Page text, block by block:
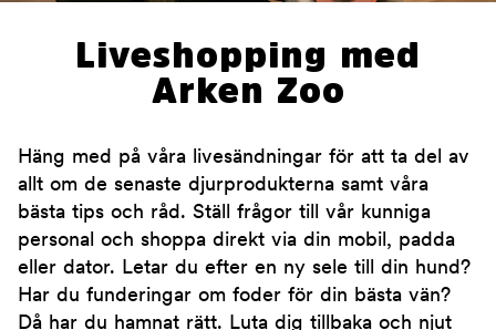
Liveshopping med
Arken Zoo
Häng med på våra livesändningar för att ta del av
allt om de senaste djurprodukterna samt våra
bästa tips och råd. Ställ frågor till vår kunniga
personal och shoppa direkt via din mobil, padda
eller dator. Letar du efter en ny sele till din hund?
Har du funderingar om foder för din bästa vän?
Då har du hamnat rätt. Luta dig tillbaka och njut